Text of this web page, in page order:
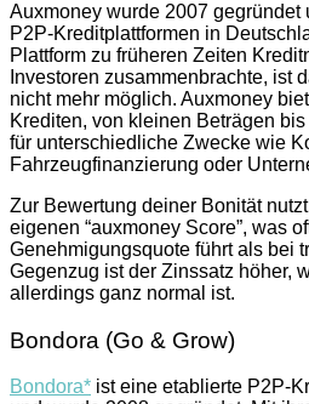
Auxmoney wurde 2007 gegründet
P2P-Kreditplattformen in
Plattform zu früheren Zeiten
Investoren zusammenbrachte, ist
nicht mehr möglich. Auxmoney
Krediten, von kleinen Beträgen
für unterschiedliche Zwecke wie
Fahrzeugfinanzierung oder
Zur Bewertung deiner Bonität
eigenen “auxmoney Score”, was
Genehmigungsquote führt als bei
Gegenzug ist der Zinssatz höher,
allerdings ganz normal ist.
Bondora (Go & Grow)
Bondora* ist eine etablierte P2P-